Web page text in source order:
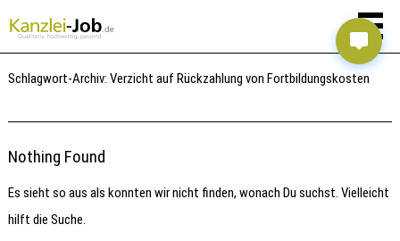
Schlagwort-Archiv:Verzicht auf Rückzahlung von Fortbildungskosten
Nothing Found
Es sieht so aus als konnten wir nicht finden, wonach Du suchst. Vielleicht
hilft die Suche.